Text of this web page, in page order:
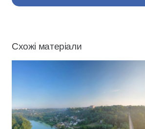
Схожі матеріали